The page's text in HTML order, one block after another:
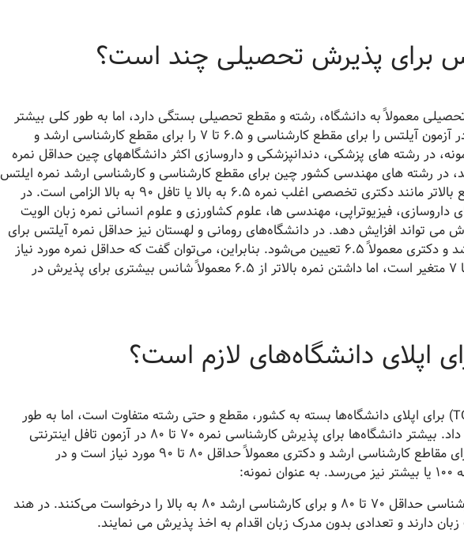
برای پذیرش تحصیلی چند است؟
معمولاً به دانشگاه، رشته و مقطع تحصیلی بستگی دارد، اما به طور کلی بیشتر
دانشگاه‌ها حداقل نمره 6 تا 6.5 در آزمون آیلتس را برای مقطع کارشناسی و 6.5 تا 7 را برای مقطع کارشناسی ارشد و
در رشته های پزشکی، دندانپزشکی و داروسازی اکثر دانشگاههای چین حداقل نمره
قبول می نمایند، در رشته های مهندسی کشور چین برای مقطع کارشناسی و کارشناسی ارشد نمره ایلتس
6، تافل 87 در حالی‌که برای مقاطع بالاتر مانند دکتری تخصصی اغلب نمره 6.5 به بالا یا تافل 90 به بالا الزامی است. در
داروسازی، فیزیوتراپی، مهندسی ها، علوم کشاورزی و علوم انسانی نمره زبان الویت
تواند افزایش دهد. در دانشگاه‌های رومانی و لهستان نیز حداقل نمره آیلتس برای
کارشناسی 6 و برای کارشناسی ارشد و دکتری معمولاً 6.5 تعیین می‌شود. بنابراین، می‌توان گفت که حداقل نمره مورد نیاز
بسته به کشور و دانشگاه بین 6 تا 7 متغیر است، اما داشتن نمره بالاتر از 6.5 معمولاً شانس بیشتری برای پذیرش در
اپلای دانشگاه‌های لازم است؟
حداقل نمره مورد نیاز تافل (TOEFL) برای اپلای دانشگاه‌ها بسته به کشور، مقطع و حتی رشته متفاوت است، اما به طور
کلی می‌توان یک بازه تقریبی ارائه داد. بیشتر دانشگاه‌ها برای پذیرش کارشناسی نمره 70 تا 80 در آزمون تافل اینترنتی
(TOEFL iBT) را کافی می‌دانند. برای مقاطع کارشناسی ارشد و دکتری معمولاً حداقل 80 تا 90 مورد نیاز است و در
در چین اغلب دانشگاه‌ها برای کارشناسی حداقل 70 تا 80 و برای کارشناسی ارشد 80 به بالا را درخواست می‌کنند. در هند
دارند و تعدادی بدون مدرک زبان اقدام به اخذ پذیرش می نمایند.